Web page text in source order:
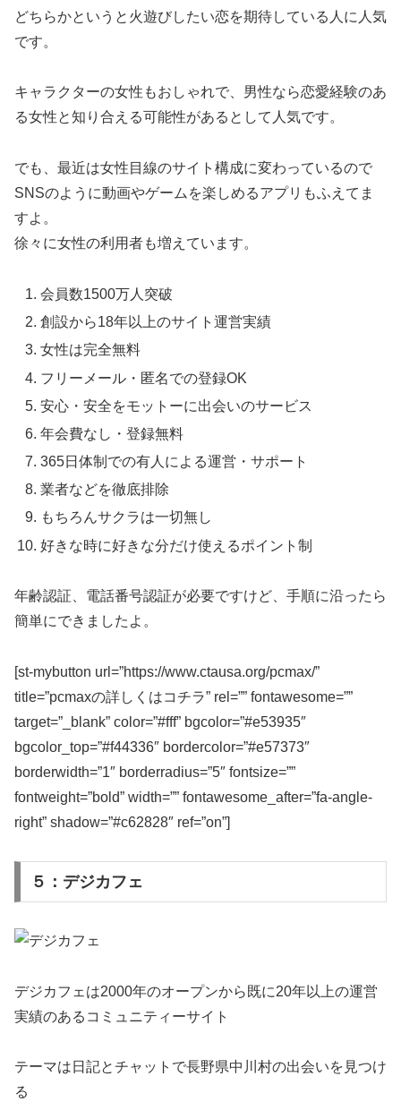
どちらかというと火遊びしたい恋を期待している人に人気
です。
キャラクターの女性もおしゃれで、男性なら恋愛経験のあ
る女性と知り合える可能性があるとして人気です。
でも、最近は女性目線のサイト構成に変わっているので
SNSのように動画やゲームを楽しめるアプリもふえてま
すよ。
徐々に女性の利用者も増えています。
会員数1500万人突破
創設から18年以上のサイト運営実績
女性は完全無料
フリーメール・匿名での登録OK
安心・安全をモットーに出会いのサービス
年会費なし・登録無料
365日体制での有人による運営・サポート
業者などを徹底排除
もちろんサクラは一切無し
好きな時に好きな分だけ使えるポイント制
年齢認証、電話番号認証が必要ですけど、手順に沿ったら
簡単にできましたよ。
[st-mybutton url=”https://www.ctausa.org/pcmax/”
title=”pcmaxの詳しくはコチラ” rel=”” fontawesome=””
target=”_blank” color=”#fff” bgcolor=”#e53935″
bgcolor_top=”#f44336″ bordercolor=”#e57373″
borderwidth=”1″ borderradius=”5″ fontsize=””
fontweight=”bold” width=”” fontawesome_after=”fa-angle-
right” shadow=”#c62828″ ref=”on”]
５：デジカフェ
デジカフェは2000年のオープンから既に20年以上の運営
実績のあるコミュニティーサイト
テーマは日記とチャットで長野県中川村の出会いを見つけ
る